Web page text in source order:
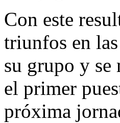
Con este
triunfos en
su grupo y se
el primer
próxima